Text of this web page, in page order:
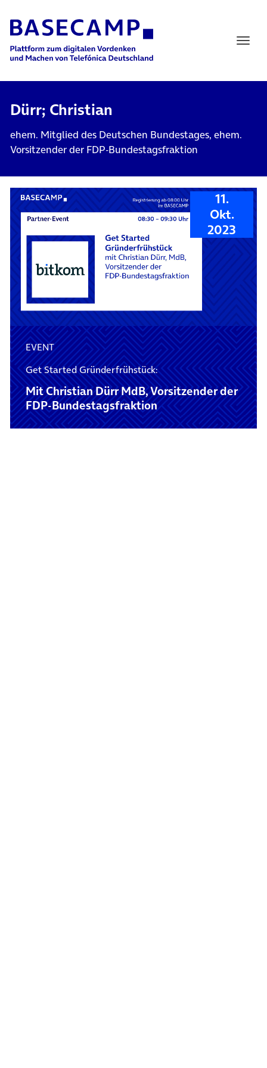
Main Navigation
Dürr; Christian
ehem. Mitglied des Deutschen Bundestages, ehem.
Vorsitzender der FDP-Bundestagsfraktion
11.
Okt.
2023
EVENT
Get Started Gründerfrühstück:
Mit Christian Dürr MdB, Vorsitzender der
FDP-Bundestagsfraktion